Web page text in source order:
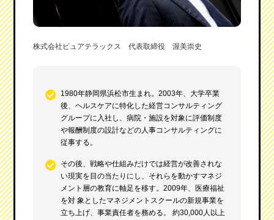
株式会社ピュアテラックス 代表取締役 渥美崇史
1980年静岡県浜松市生まれ。2003年、大学卒業
後、ヘルスケアに特化した経営コンサルティング
グループに入社し、病院・施設を対象に評価制度
や報酬制度の設計などの人事コンサルティングに
従事する。
その後、戦略や仕組みだけでは経営が改善されな
い現実を目の当たりにし、それらを動かすマネジ
メント層の教育に軸足を移す。2009年、医療福祉
を対 象としたマネジメントスクールの新規事業を
立ち上げ、事業責任者を務める。 約30,000人以上